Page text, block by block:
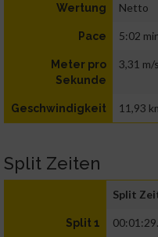
Wertung Netto
Pace 5:02
Meter pro
Sekunde
3,31 m/s
Geschwindigkeit 11,93
Split Zeiten
Split
Split 1